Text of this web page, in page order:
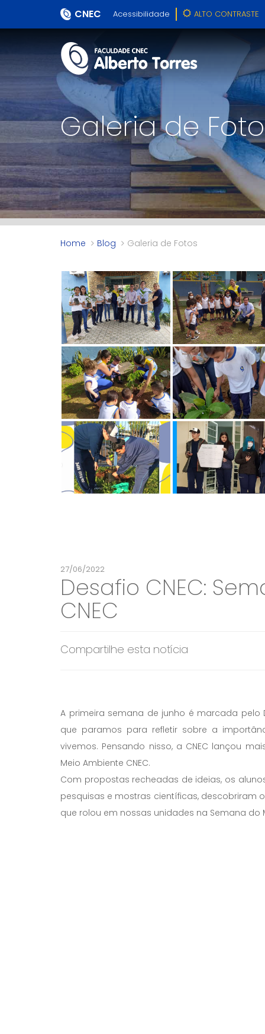
CNEC Acessibilidade ALTO CONTRASTE
Galeria de
Home Blog Galeria de Fotos
27/06/2022
Desafio CNEC:
CNEC
Compartilhe esta notícia
A primeira semana de junho é marcada pelo
que paramos para refletir sobre a
vivemos. Pensando nisso, a CNEC lançou
Meio Ambiente CNEC.
Com propostas recheadas de ideias, os
pesquisas e mostras científicas, descobriram
que rolou em nossas unidades na Semana do